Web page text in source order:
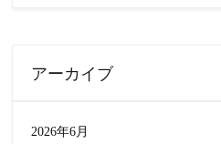
アーカイブ
2026年6月